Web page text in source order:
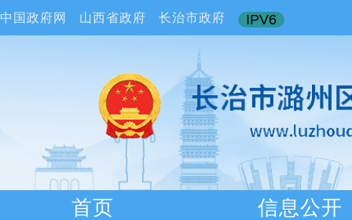
中国政府网 山西省政府 长治市政府 IPV6
首页 信息公开